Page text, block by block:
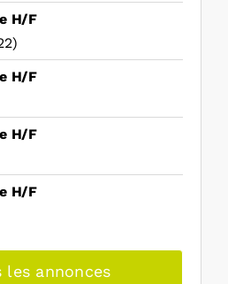
H/F
H/F
H/F
H/F
les annonces